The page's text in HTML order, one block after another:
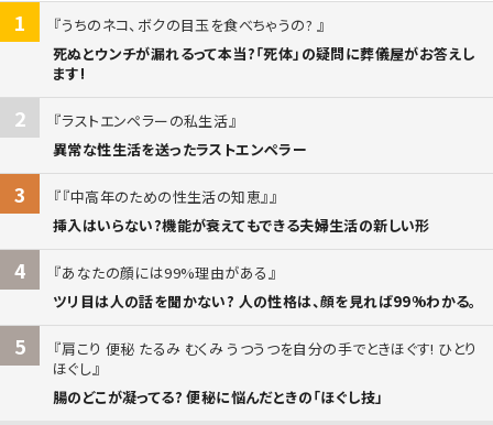
1
うちのネコ、ボクの目玉を食べちゃうの?
死ぬとウンチが漏れるって本当?「死体」の疑問に葬儀屋がお答えし
ます!
2
ラストエンペラーの私生活
異常な性生活を送ったラストエンペラー
3
『中高年のための性生活の知恵』
挿入はいらない?機能が衰えてもできる夫婦生活の新しい形
4
あなたの顔には99%理由がある
ツリ目は人の話を聞かない? 人の性格は、顔を見れば99%わかる。
5
肩こり 便秘 たるみ むくみ うつうつを自分の手でときほぐす! ひとり
ほぐし
腸のどこが凝ってる? 便秘に悩んだときの「ほぐし技」